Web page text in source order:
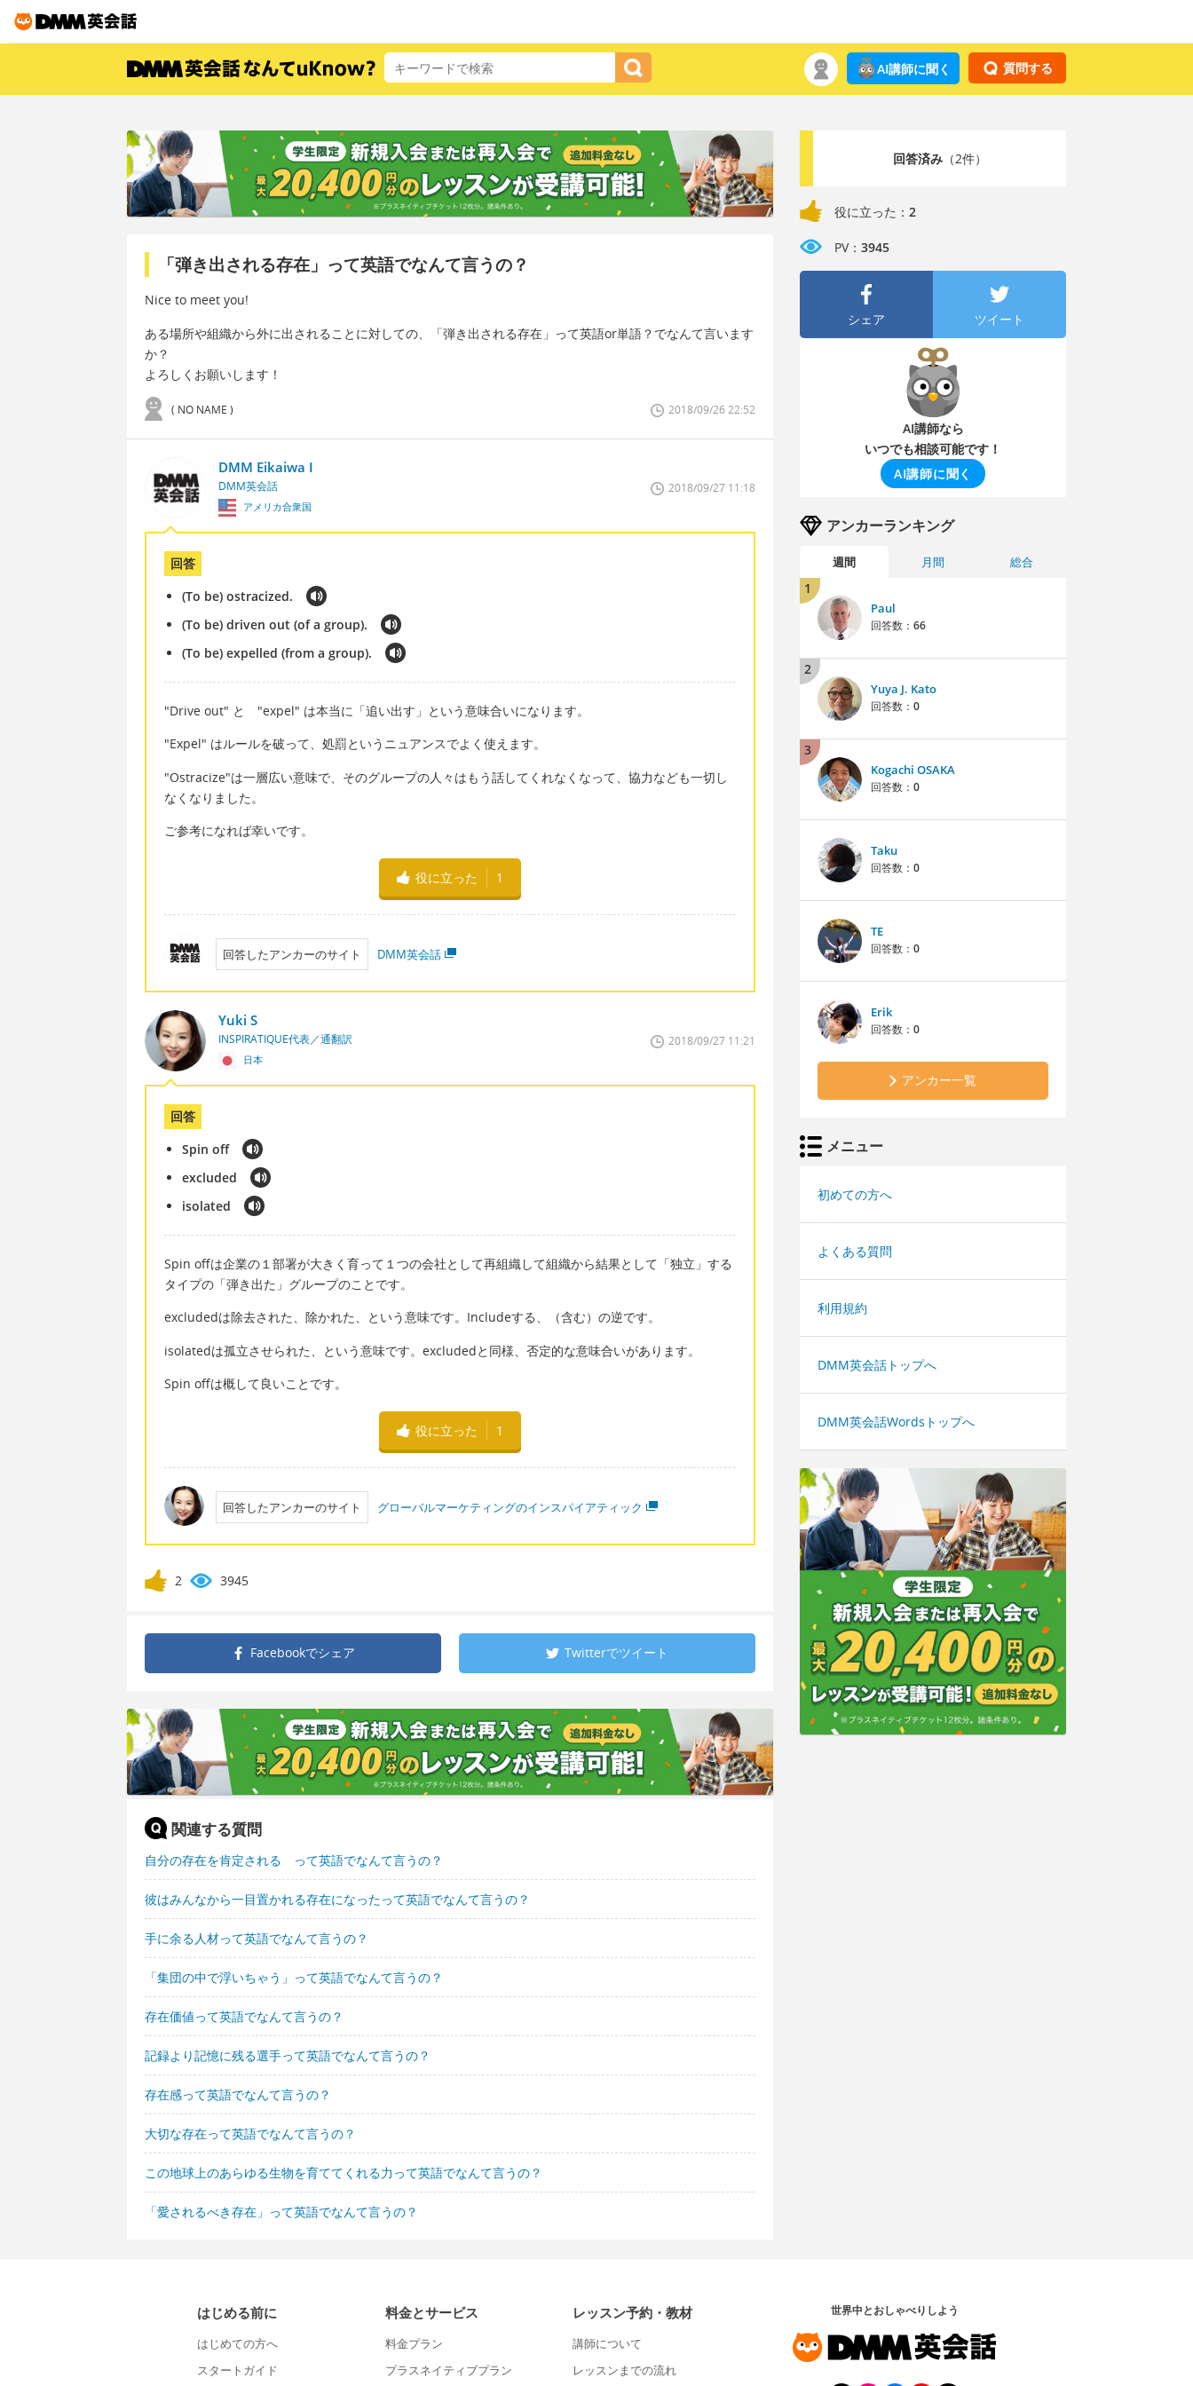
質問する
AI講師に聞く
「弾き出される存在」って英語でなんて言うの？
Nice to meet you!
ある場所や組織から外に出されることに対しての、「弾き出される存在」って英語or単語？でなんて言います
か？
よろしくお願いします！
( NO NAME ) 2018/09/26 22:52
DMM Eikaiwa I
DMM英会話
アメリカ合衆国
2018/09/27 11:18
回答
(To be) ostracized.
(To be) driven out (of a group).
(To be) expelled (from a group).
"Drive out" と "expel" は本当に「追い出す」という意味合いになります。
"Expel" はルールを破って、処罰というニュアンスでよく使えます。
"Ostracize"は一層広い意味で、そのグループの人々はもう話してくれなくなって、協力なども一切し
なくなりました。
ご参考になれば幸いです。
役に立った 1
回答したアンカーのサイト DMM英会話
Yuki S
INSPIRATIQUE代表／通翻訳
日本
2018/09/27 11:21
回答
Spin off
excluded
isolated
Spin offは企業の１部署が大きく育って１つの会社として再組織して組織から結果として「独立」する
タイプの「弾き出た」グループのことです。
excludedは除去された、除かれた、という意味です。Includeする、（含む）の逆です。
isolatedは孤立させられた、という意味です。excludedと同様、否定的な意味合いがあります。
Spin offは概して良いことです。
役に立った 1
回答したアンカーのサイト グローバルマーケティングのインスパイアティック
2 3945
Facebookでシェア Twitterでツイート
関連する質問
自分の存在を肯定される って英語でなんて言うの？
彼はみんなから一目置かれる存在になったって英語でなんて言うの？
手に余る人材って英語でなんて言うの？
「集団の中で浮いちゃう」って英語でなんて言うの？
存在価値って英語でなんて言うの？
記録より記憶に残る選手って英語でなんて言うの？
存在感って英語でなんて言うの？
大切な存在って英語でなんて言うの？
この地球上のあらゆる生物を育ててくれる力って英語でなんて言うの？
「愛されるべき存在」って英語でなんて言うの？
回答済み（2件）
役に立った： 2
PV： 3945
シェア ツイート
AI講師なら
いつでも相談可能です！
AI講師に聞く
アンカーランキング
週間 月間 総合
1
Paul
回答数： 66
2
Yuya J. Kato
回答数： 0
3
Kogachi OSAKA
回答数： 0
Taku
回答数： 0
TE
回答数： 0
Erik
回答数： 0
アンカー一覧
メニュー
初めての方へ
よくある質問
利用規約
DMM英会話トップへ
DMM英会話Wordsトップへ
はじめる前に
はじめての方へ
スタートガイド
料金とサービス
料金プラン
プラスネイティブプラン
レッスン予約・教材
講師について
レッスンまでの流れ
世界中とおしゃべりしよう